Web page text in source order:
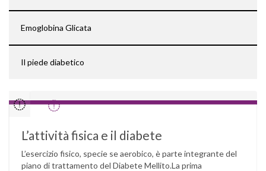
Emoglobina Glicata
Il piede diabetico
L’attività fisica e il diabete
L’esercizio fisico, specie se aerobico, è parte integrante del
piano di trattamento del Diabete Mellito.La prima